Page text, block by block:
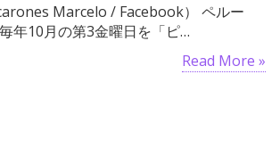
Marcelo / Facebook） ペルー
年10月の第3金曜日を「ピ…
Read More »